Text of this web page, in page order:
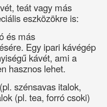
teát vagy más
eszközökre is:
és más
Egy ipari kávégép
kávét, ami a
hasznos lehet.
szénsavas italok,
(pl. tea, forró csoki)